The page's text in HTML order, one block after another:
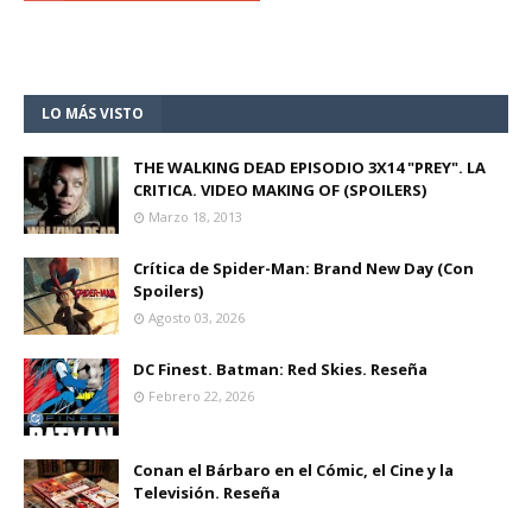
LO MÁS VISTO
THE WALKING DEAD EPISODIO 3X14 "PREY". LA
CRITICA. VIDEO MAKING OF (SPOILERS)
Marzo 18, 2013
Crítica de Spider-Man: Brand New Day (Con
Spoilers)
Agosto 03, 2026
DC Finest. Batman: Red Skies. Reseña
Febrero 22, 2026
Conan el Bárbaro en el Cómic, el Cine y la
Televisión. Reseña